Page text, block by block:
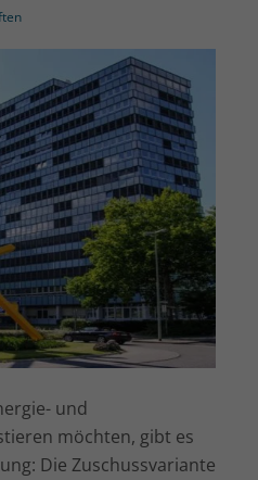
und
möchten, gibt es
Die Zuschussvariante